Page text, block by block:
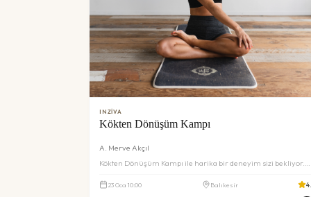
INZIVA
Kökten Dönüşüm Kampı
A. Merve Akçıl
Kökten Dönüşüm Kampı ile harika bir deneyim sizi bekliyor.
23Oca 10:00 Balıkesir